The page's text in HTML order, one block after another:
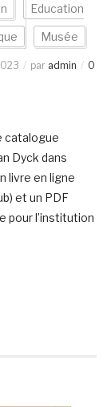
Education
Musée
par admin
0
catalogue
Dyck dans
livre en ligne
et un PDF
pour l’institution